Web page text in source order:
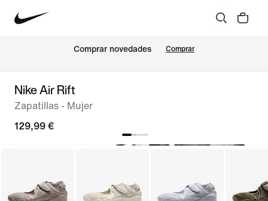
Comprar novedades Comprar
Nike Air Rift
Zapatillas - Mujer
129,99 €